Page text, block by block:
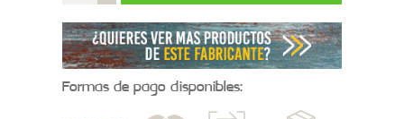
Formas de pago disponibles: